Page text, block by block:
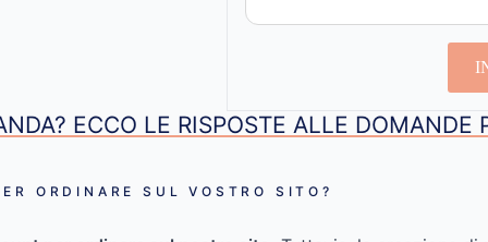
ECCO LE RISPOSTE ALLE DOMANDE
ORDINARE SUL VOSTRO SITO?